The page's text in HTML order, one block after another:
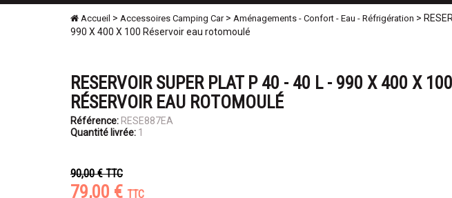
Accueil > Accessoires Camping Car> Aménagements - Confort - Eau - Réfrigération >
990 X 400 X 100 Réservoir eau rotomoulé
RESERVOIR SUPER PLAT P 40 - 40 L - 990 X 400 X 100
RÉSERVOIR EAU ROTOMOULÉ
Référence: RESE887EA
Quantité livrée: 1
90,00 €TTC
79,00 € TTC